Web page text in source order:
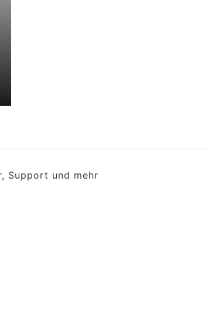
Support und mehr